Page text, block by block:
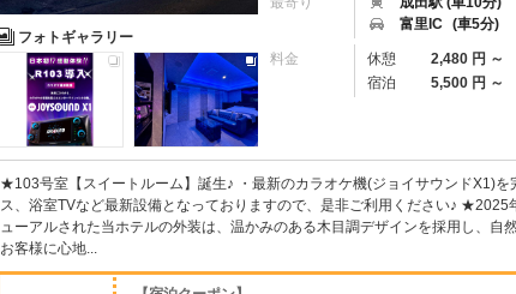
フォトギャラリー
富里IC (車5分)
料金 休憩 2,480 円 ～
宿泊
5,500 円 ～
★103号室【スイートルーム】誕生♪ ・最新のカラオケ機(ジョイサウンドX1)
ス、浴室TVなど最新設備となっておりますので、是非ご利用ください♪
ューアルされた当ホテルの外装は、温かみのある木目調デザインを採用し、自
お客様に心地...